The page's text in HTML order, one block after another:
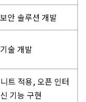
안 솔루션 개발
술 개발
트 적용, 오픈 인터
기능 구현